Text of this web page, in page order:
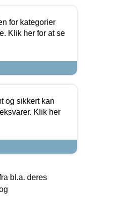
for kategorier
Klik her for at se
og sikkert kan
Klik her
bl.a. deres